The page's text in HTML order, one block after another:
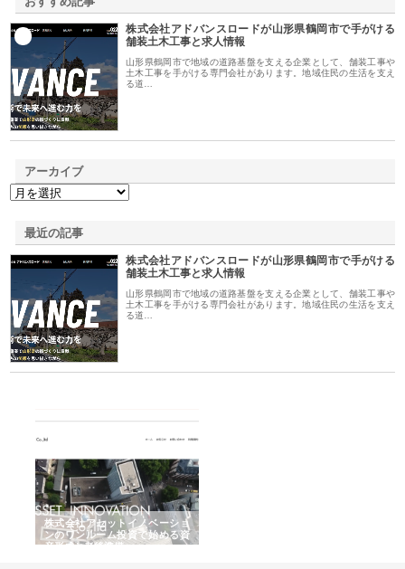
株式会社アドバンスロードが山形県鶴岡市で手がける
舗装土木工事と求人情報
山形県鶴岡市で地域の道路基盤を支える企業として、舗装工事や
土木工事を手がける専門会社があります。地域住民の生活を支え
る道…
アーカイブ
最近の記事
株式会社アドバンスロードが山形県鶴岡市で手がける
舗装土木工事と求人情報
山形県鶴岡市で地域の道路基盤を支える企業として、舗装工事や
土木工事を手がける専門会社があります。地域住民の生活を支え
る道…
株式会社アセットイノベーショ
ンのワンルーム投資で始める資
産形成と老後準備